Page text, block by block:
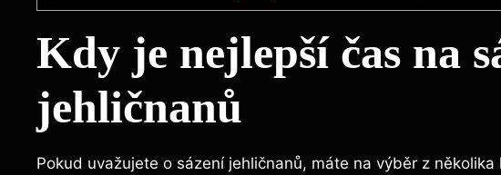
Kdy je nejlepší čas na
jehličnanů
Pokud uvažujete o sázení jehličnanů, máte na výběr z